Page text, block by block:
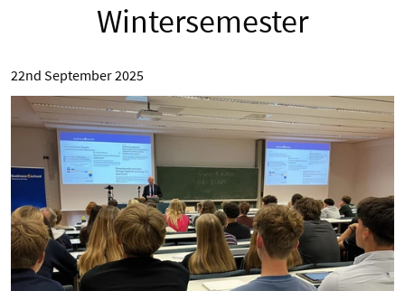
Wintersemester
22nd September 2025